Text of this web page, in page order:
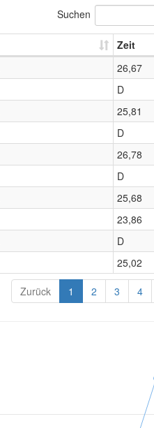
Suchen
Zeit
26,67
D
25,81
D
26,78
D
25,68
23,86
D
25,02
Zurück 1 2 3 4